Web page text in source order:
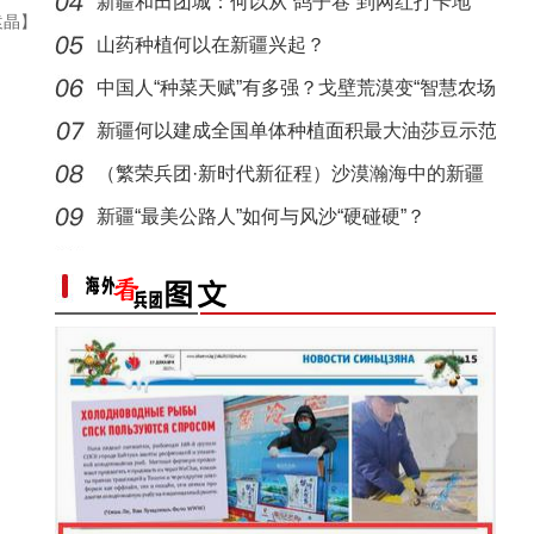
】
山药种植何以在新疆兴起？
中国人“种菜天赋”有多强？戈壁荒漠变“智慧农场
新疆何以建成全国单体种植面积最大油莎豆示范
基地
（繁荣兵团·新时代新征程）沙漠瀚海中的新疆
兵团
新疆“最美公路人”如何与风沙“硬碰硬”？